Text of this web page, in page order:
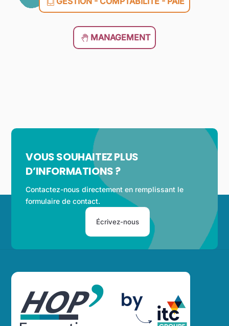
MANAGEMENT
VOUS SOUHAITEZ PLUS
D’INFORMATIONS ?
Contactez-nous directement en remplissant le
formulaire de contact.
Écrivez-nous
Top